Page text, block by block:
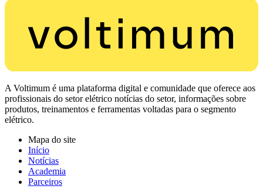
A Voltimum é uma plataforma digital e comunidade que oferece aos
profissionais do setor elétrico notícias do setor, informações sobre
produtos, treinamentos e ferramentas voltadas para o segmento
elétrico.
Mapa do site
Início
Notícias
Academia
Parceiros